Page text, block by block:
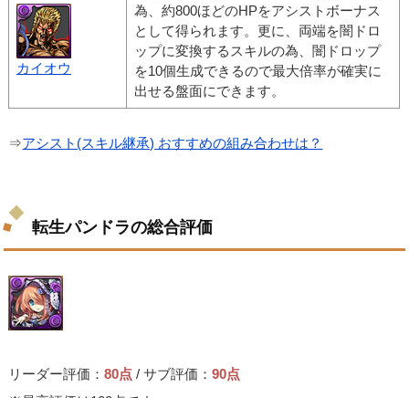
カイオウ
為、約800ほどのHPをアシストボーナス
として得られます。更に、両端を闇ドロ
ップに変換するスキルの為、闇ドロップ
を10個生成できるので最大倍率が確実に
出せる盤面にできます。
⇒アシスト(スキル継承) おすすめの組み合わせは？
転生パンドラの総合評価
リーダー評価：80点 / サブ評価：90点